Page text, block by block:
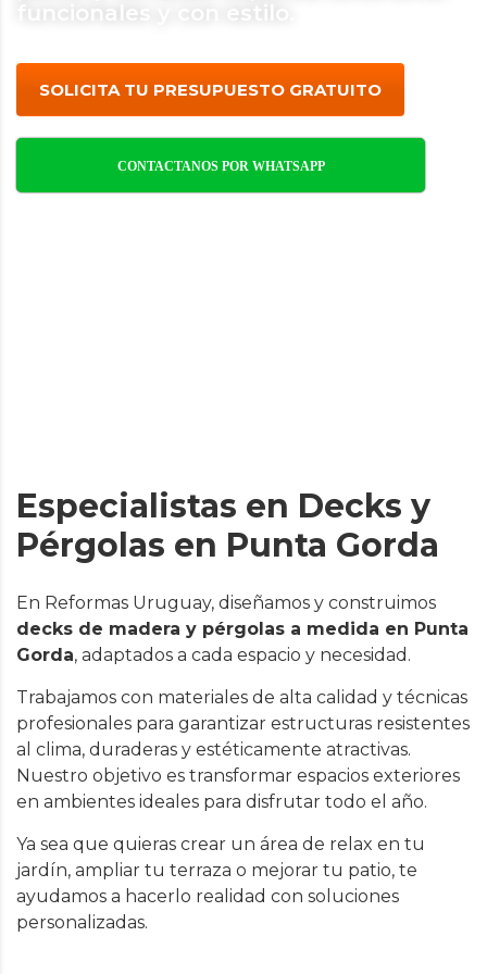
funcionales y con estilo.
SOLICITA TU PRESUPUESTO GRATUITO
CONTACTANOS POR WHATSAPP
Especialistas en Decks y
Pérgolas en Punta Gorda
En Reformas Uruguay, diseñamos y construimos
decks de madera y pérgolas a medida en Punta
Gorda, adaptados a cada espacio y necesidad.
Trabajamos con materiales de alta calidad y técnicas
profesionales para garantizar estructuras resistentes
al clima, duraderas y estéticamente atractivas.
Nuestro objetivo es transformar espacios exteriores
en ambientes ideales para disfrutar todo el año.
Ya sea que quieras crear un área de relax en tu
jardín, ampliar tu terraza o mejorar tu patio, te
ayudamos a hacerlo realidad con soluciones
personalizadas.